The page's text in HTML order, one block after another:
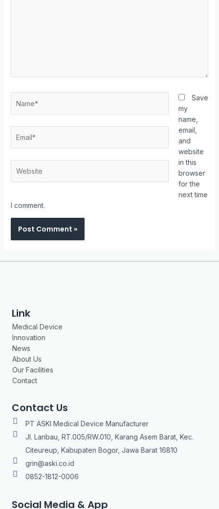
Save
my
name,
email,
and
website
in this
browser
for the
next time
I comment.
Link
Medical Device
Innovation
News
About Us
Our Facilities
Contact
Contact Us
PT ASKI Medical Device Manufacturer
Jl. Lanbau, RT.005/RW.010, Karang Asem Barat, Kec.
Citeureup, Kabupaten Bogor, Jawa Barat 16810
grin@aski.co.id
0852-1812-0006
Social Media & App